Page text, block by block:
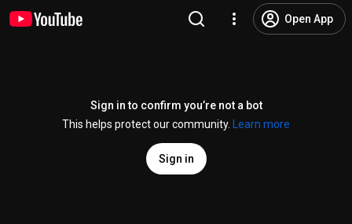
Open App
Sign in to confirm you’re not a bot
This helps protect our community.
Learn more
Sign in